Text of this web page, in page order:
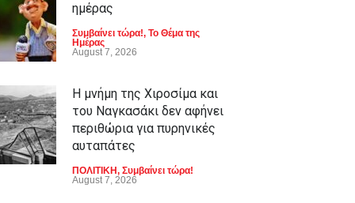
ημέρας
Συμβαίνει τώρα!, Το Θέμα της
Ημέρας
August 7, 2026
Η μνήμη της Χιροσίμα και
του Ναγκασάκι δεν αφήνει
περιθώρια για πυρηνικές
αυταπάτες
ΠΟΛΙΤΙΚΗ, Συμβαίνει τώρα!
August 7, 2026